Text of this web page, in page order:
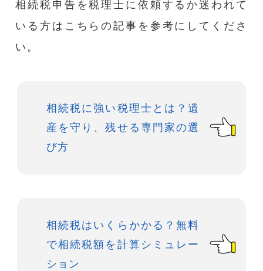
相続税申告を税理士に依頼するか迷われて
いる方はこちらの記事を参考にしてくださ
い。
相続税に強い税理士とは？遺
産を守り、残せる専門家の選
び方
相続税はいくらかかる？無料
で相続税額を計算シミュレー
ション